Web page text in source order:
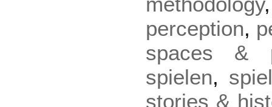
perception,
spaces &
spielen,
stories &